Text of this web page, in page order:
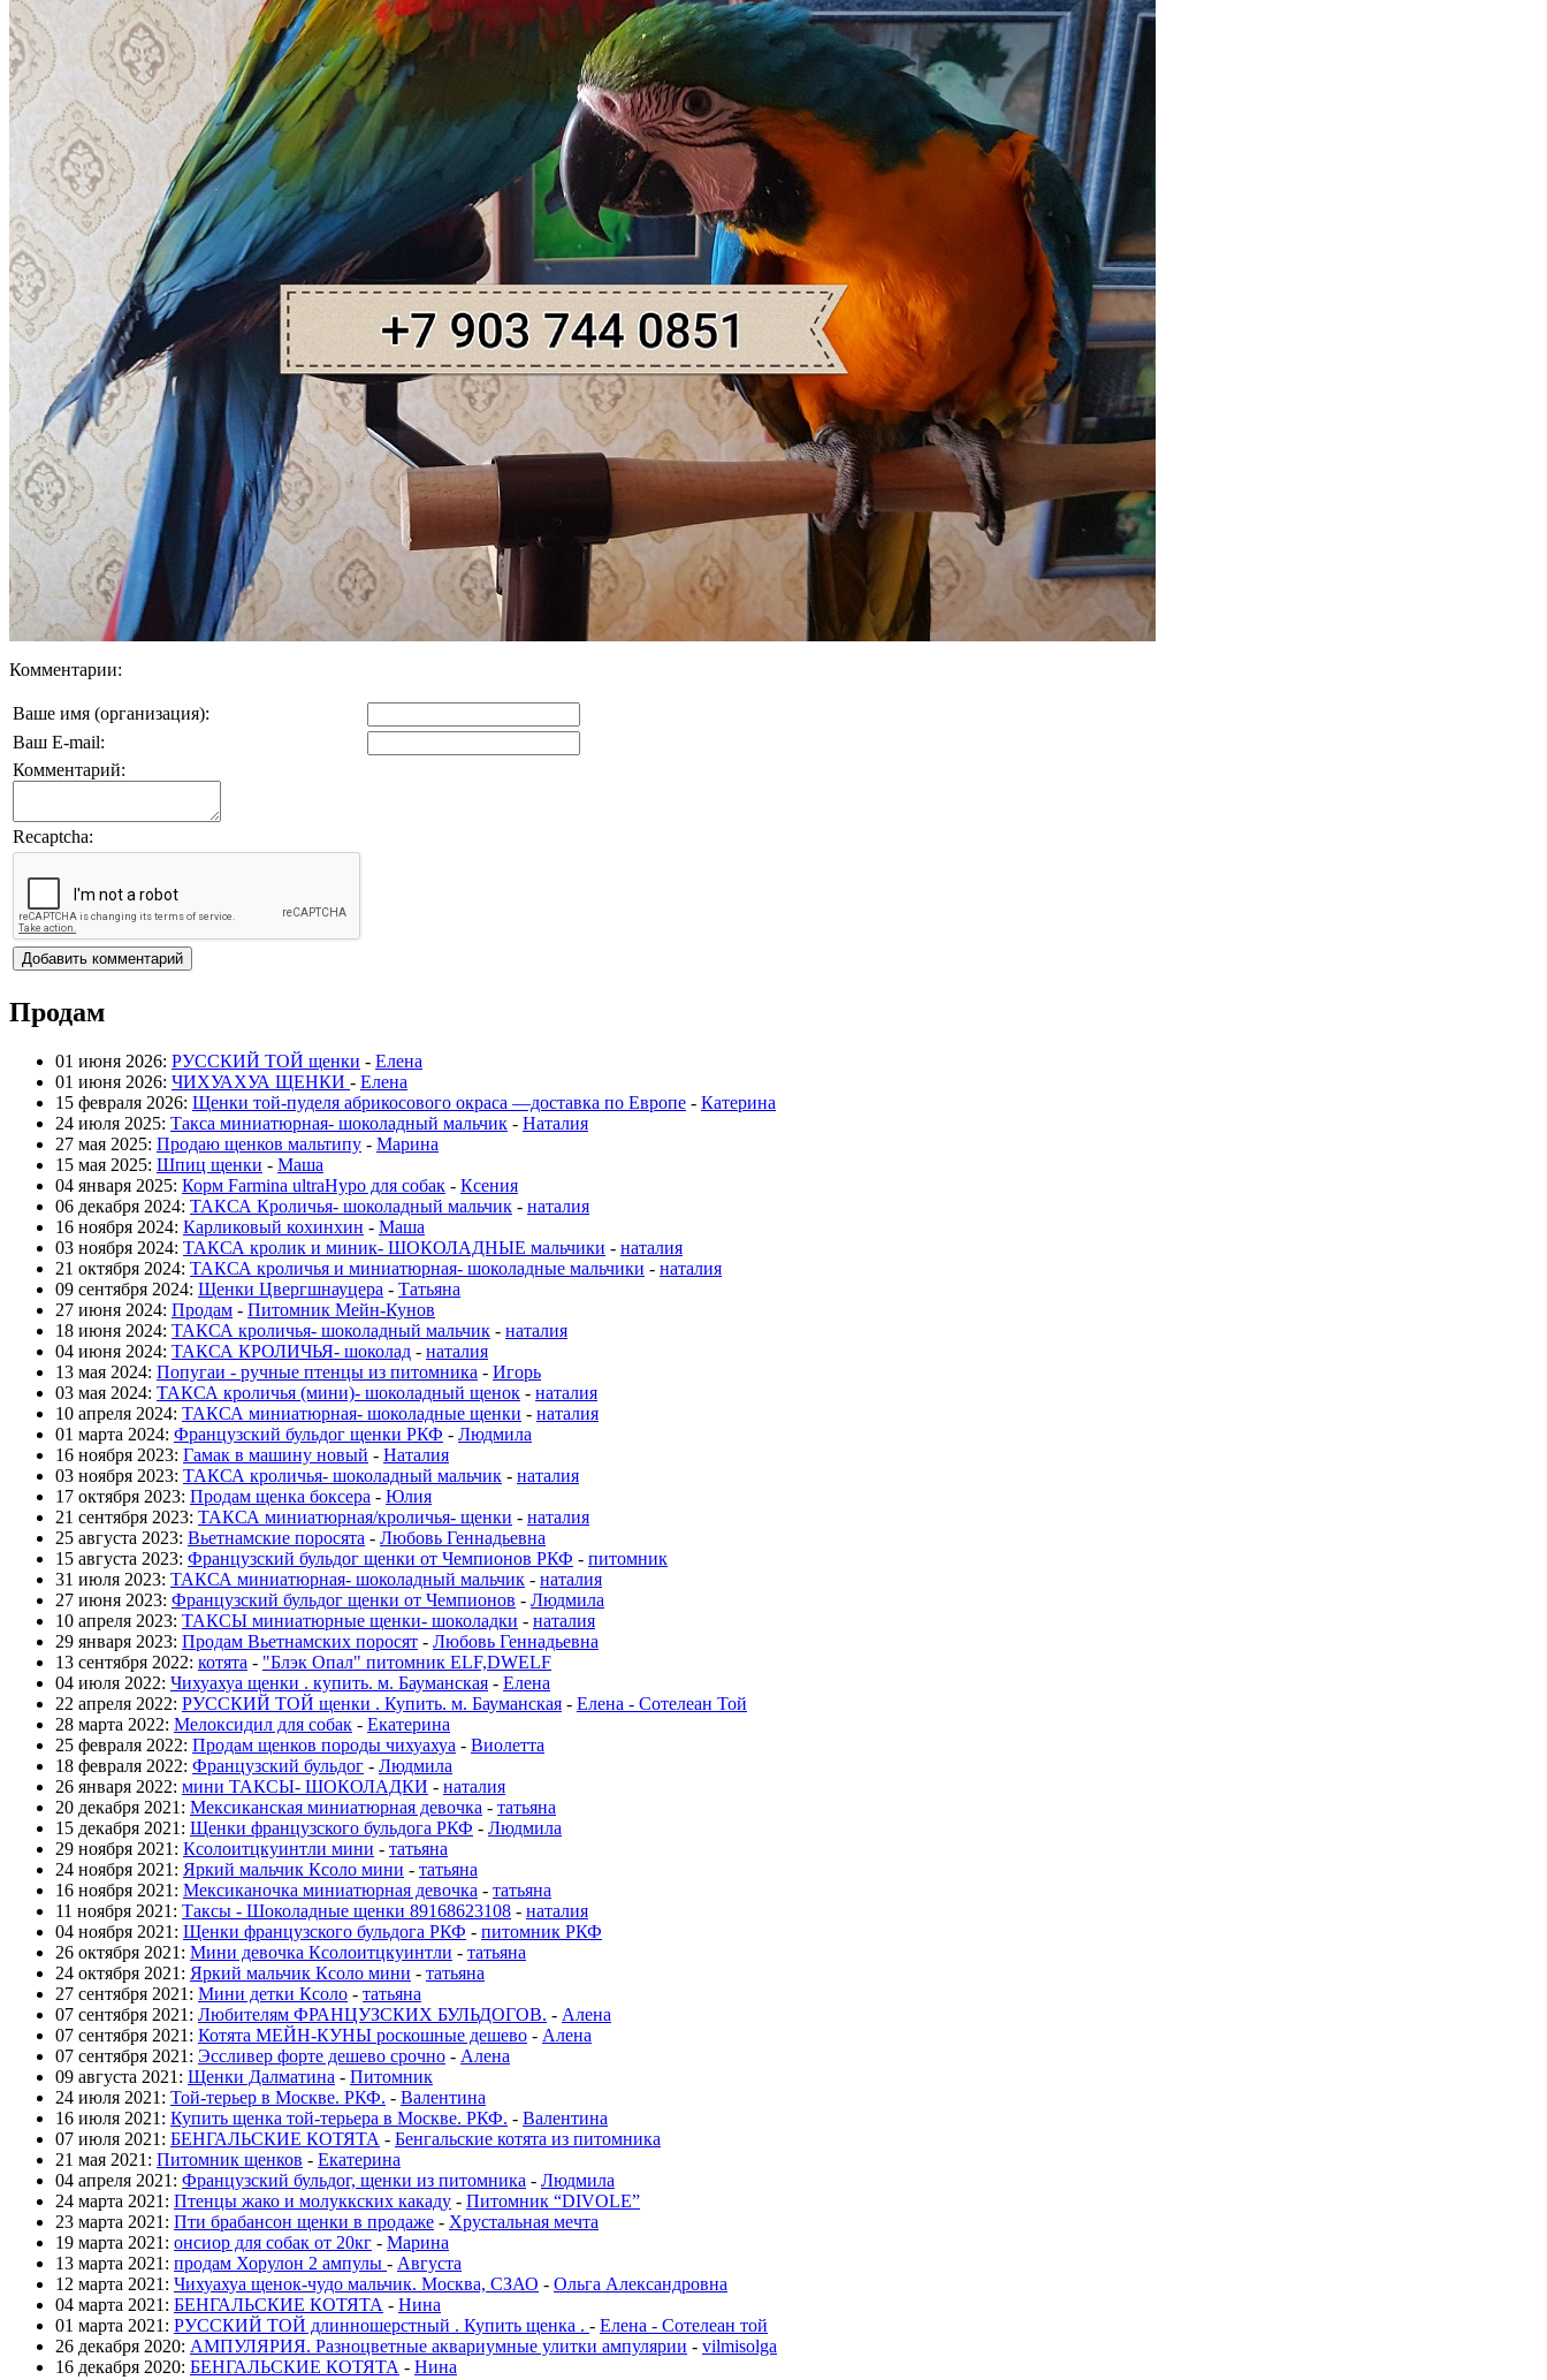
Комментарии:
Ваше имя (организация):
Ваш E-mail:
Комментарий:
Recaptcha:
Продам
01 июня 2026: РУССКИЙ ТОЙ щенки - Елена
01 июня 2026: ЧИХУАХУА ЩЕНКИ - Елена
15 февраля 2026: Щенки той-пуделя абрикосового окраса —доставка по Европе - Катерина
24 июля 2025: Такса миниатюрная- шоколадный мальчик - Наталия
27 мая 2025: Продаю щенков мальтипу - Марина
15 мая 2025: Шпиц щенки - Маша
04 января 2025: Корм Farmina ultraHypo для собак - Ксения
06 декабря 2024: ТАКСА Кроличья- шоколадный мальчик - наталия
16 ноября 2024: Карликовый кохинхин - Маша
03 ноября 2024: ТАКСА кролик и миник- ШОКОЛАДНЫЕ мальчики - наталия
21 октября 2024: ТАКСА кроличья и миниатюрная- шоколадные мальчики - наталия
09 сентября 2024: Щенки Цвергшнауцера - Татьяна
27 июня 2024: Продам - Питомник Мейн-Кунов
18 июня 2024: ТАКСА кроличья- шоколадный мальчик - наталия
04 июня 2024: ТАКСА КРОЛИЧЬЯ- шоколад - наталия
13 мая 2024: Попугаи - ручные птенцы из питомника - Игорь
03 мая 2024: ТАКСА кроличья (мини)- шоколадный щенок - наталия
10 апреля 2024: ТАКСА миниатюрная- шоколадные щенки - наталия
01 марта 2024: Французский бульдог щенки РКФ - Людмила
16 ноября 2023: Гамак в машину новый - Наталия
03 ноября 2023: ТАКСА кроличья- шоколадный мальчик - наталия
17 октября 2023: Продам щенка боксера - Юлия
21 сентября 2023: ТАКСА миниатюрная/кроличья- щенки - наталия
25 августа 2023: Вьетнамские поросята - Любовь Геннадьевна
15 августа 2023: Французский бульдог щенки от Чемпионов РКФ - питомник
31 июля 2023: ТАКСА миниатюрная- шоколадный мальчик - наталия
27 июня 2023: Французский бульдог щенки от Чемпионов - Людмила
10 апреля 2023: ТАКСЫ миниатюрные щенки- шоколадки - наталия
29 января 2023: Продам Вьетнамских поросят - Любовь Геннадьевна
13 сентября 2022: котята - "Блэк Опал" питомник ELF,DWELF
04 июля 2022: Чихуахуа щенки . купить. м. Бауманская - Елена
22 апреля 2022: РУССКИЙ ТОЙ щенки . Купить. м. Бауманская - Елена - Сотелеан Той
28 марта 2022: Мелоксидил для собак - Екатерина
25 февраля 2022: Продам щенков породы чихуахуа - Виолетта
18 февраля 2022: Французский бульдог - Людмила
26 января 2022: мини ТАКСЫ- ШОКОЛАДКИ - наталия
20 декабря 2021: Мексиканская миниатюрная девочка - татьяна
15 декабря 2021: Щенки французского бульдога РКФ - Людмила
29 ноября 2021: Ксолоитцкуинтли мини - татьяна
24 ноября 2021: Яркий мальчик Ксоло мини - татьяна
16 ноября 2021: Мексиканочка миниатюрная девочка - татьяна
11 ноября 2021: Таксы - Шоколадные щенки 89168623108 - наталия
04 ноября 2021: Щенки французского бульдога РКФ - питомник РКФ
26 октября 2021: Мини девочка Ксолоитцкуинтли - татьяна
24 октября 2021: Яркий мальчик Ксоло мини - татьяна
27 сентября 2021: Мини детки Ксоло - татьяна
07 сентября 2021: Любителям ФРАНЦУЗСКИХ БУЛЬДОГОВ. - Алена
07 сентября 2021: Котята МЕЙН-КУНЫ роскошные дешево - Алена
07 сентября 2021: Эссливер форте дешево срочно - Алена
09 августа 2021: Щенки Далматина - Питомник
24 июля 2021: Той-терьер в Москве. РКФ. - Валентина
16 июля 2021: Купить щенка той-терьера в Москве. РКФ. - Валентина
07 июля 2021: БЕНГАЛЬСКИЕ КОТЯТА - Бенгальские котята из питомника
21 мая 2021: Питомник щенков - Екатерина
04 апреля 2021: Французский бульдог, щенки из питомника - Людмила
24 марта 2021: Птенцы жако и молуккских какаду - Питомник “DIVOLE”
23 марта 2021: Пти брабансон щенки в продаже - Хрустальная мечта
19 марта 2021: онсиор для собак от 20кг - Марина
13 марта 2021: продам Хорулон 2 ампулы - Августа
12 марта 2021: Чихуахуа щенок-чудо мальчик. Москва, СЗАО - Ольга Александровна
04 марта 2021: БЕНГАЛЬСКИЕ КОТЯТА - Нина
01 марта 2021: РУССКИЙ ТОЙ длинношерстный . Купить щенка . - Елена - Сотелеан той
26 декабря 2020: АМПУЛЯРИЯ. Разноцветные аквариумные улитки ампулярии - vilmisolga
16 декабря 2020: БЕНГАЛЬСКИЕ КОТЯТА - Нина